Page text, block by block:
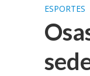
ESPORTES